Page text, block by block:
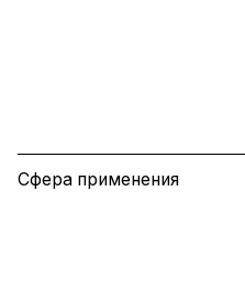
Сфера применения